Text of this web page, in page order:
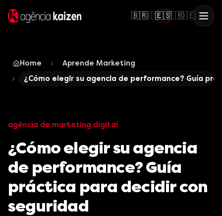
🇧🇷🇺🇸🇪🇸🇫🇷🇩🇪
Home
Aprende Marketing
¿Cómo elegir su agencia de performance? Guía
agência de marketing digital
¿Cómo elegir su agencia
de performance? Guía
práctica para decidir con
seguridad